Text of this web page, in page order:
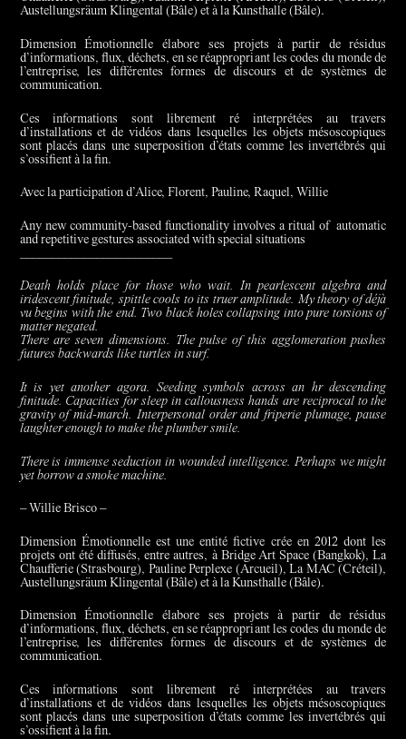
Austellungsräum Klingental (Bâle) et à la Kunsthalle (Bâle).
Dimension Émotionnelle élabore ses projets à partir de résidus
d’informations, flux, déchets, en se réappropriant les codes du monde de
l’entreprise, les différentes formes de discours et de systèmes de
communication.
Ces informations sont librement ré interprétées au travers
d’installations et de vidéos dans lesquelles les objets mésoscopiques
sont placés dans une superposition d’états comme les invertébrés qui
s’ossifient à la fin.
Avec la participation d’Alice, Florent, Pauline, Raquel, Willie
Any new community-based functionality involves a ritual of automatic
and repetitive gestures associated with special situations
Death holds place for those who wait. In pearlescent algebra and
iridescent finitude, spittle cools to its truer amplitude. My theory of déjà
vu begins with the end. Two black holes collapsing into pure torsions of
matter negated.
There are seven dimensions. The pulse of this agglomeration pushes
futures backwards like turtles in surf.
It is yet another agora. Seeding symbols across an hr descending
finitude. Capacities for sleep in callousness hands are reciprocal to the
gravity of mid-march. Interpersonal order and friperie plumage, pause
laughter enough to make the plumber smile.
There is immense seduction in wounded intelligence. Perhaps we might
yet borrow a smoke machine.
– Willie Brisco –
Dimension Émotionnelle est une entité fictive crée en 2012 dont les
projets ont été diffusés, entre autres, à Bridge Art Space (Bangkok), La
Chaufferie (Strasbourg), Pauline Perplexe (Arcueil), La MAC (Créteil),
Austellungsräum Klingental (Bâle) et à la Kunsthalle (Bâle).
Dimension Émotionnelle élabore ses projets à partir de résidus
d’informations, flux, déchets, en se réappropriant les codes du monde de
l’entreprise, les différentes formes de discours et de systèmes de
communication.
Ces informations sont librement ré interprétées au travers
d’installations et de vidéos dans lesquelles les objets mésoscopiques
sont placés dans une superposition d’états comme les invertébrés qui
s’ossifient à la fin.